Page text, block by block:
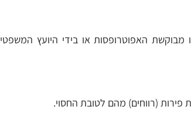
מבוקשת האפוטרופסות או בידי היועץ המשפטי
פירות (רווחים) מהם לטובת החסוי.